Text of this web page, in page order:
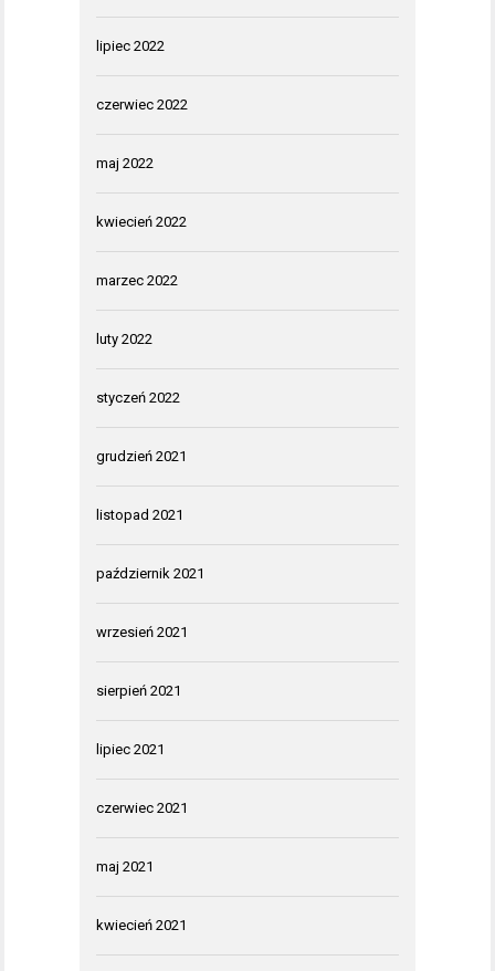
lipiec 2022
czerwiec 2022
maj 2022
kwiecień 2022
marzec 2022
luty 2022
styczeń 2022
grudzień 2021
listopad 2021
październik 2021
wrzesień 2021
sierpień 2021
lipiec 2021
czerwiec 2021
maj 2021
kwiecień 2021